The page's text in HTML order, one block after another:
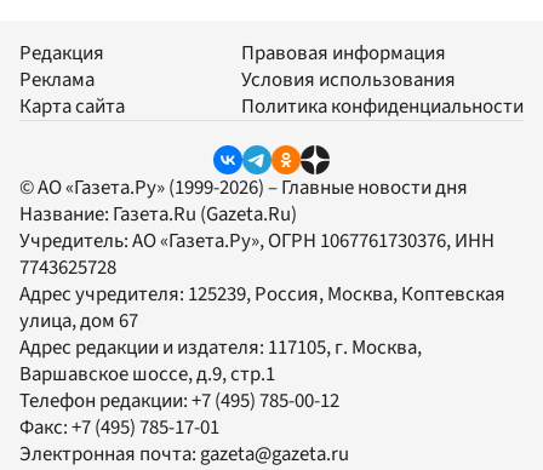
Редакция
Реклама
Карта сайта
Правовая информация
Условия использования
Политика конфиденциальности
© АО «Газета.Ру» (1999-2026) – Главные новости дня
Название: Газета.Ru (Gazeta.Ru)
Учредитель:АО «Газета.Ру», ОГРН 1067761730376, ИНН
7743625728
Адрес учредителя: 125239, Россия, Москва, Коптевская
улица, дом 67
Адрес редакции и издателя: 117105, г. Москва,
Варшавское шоссе, д.9, стр.1
Телефон редакции:+7 (495) 785-00-12
Факс:+7 (495) 785-17-01
Электронная почта: gazeta@gazeta.ru